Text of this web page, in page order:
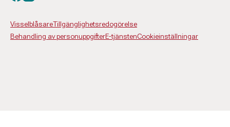
VisselblåsareTillgänglighetsredogörelse
Behandling av personuppgifterE-tjänstenCookieinställningar